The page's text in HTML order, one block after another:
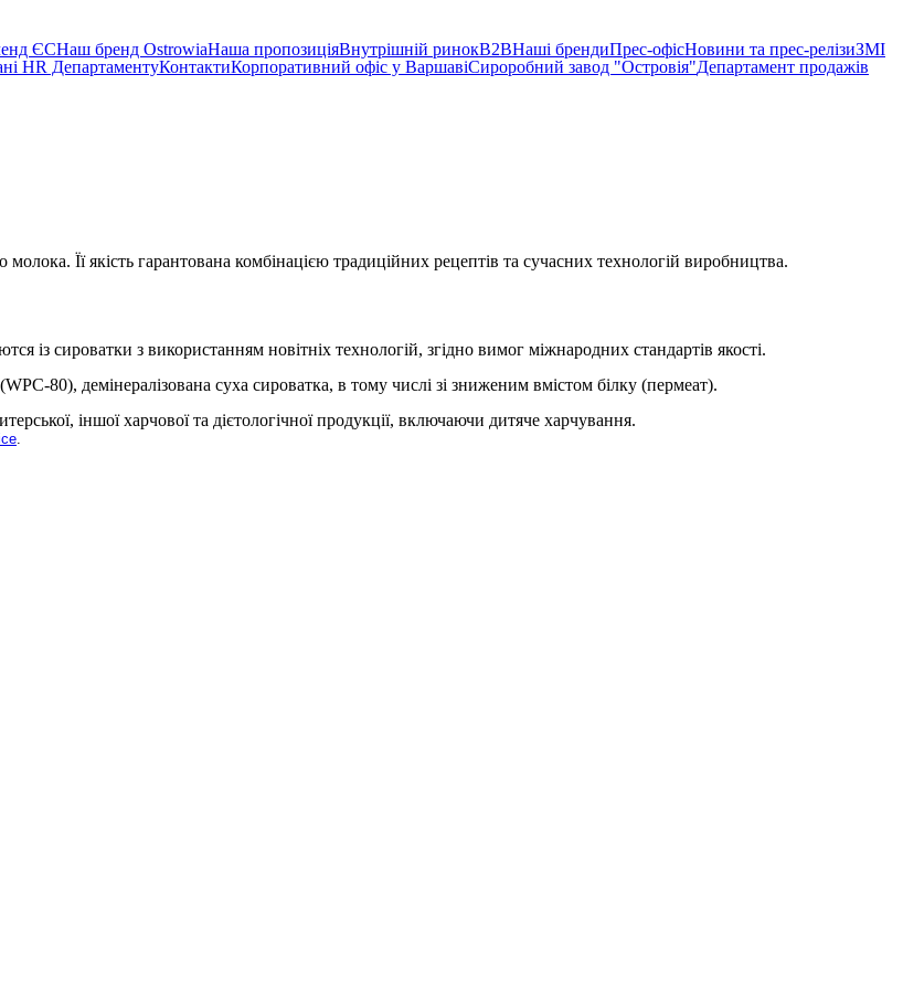
ЄСНаш бренд OstrowiaНаша пропозиціяВнутрішній ринокB2BНаші брендиПрес-офісНовини та прес-релізиЗМІ
HR ДепартаментуКонтактиКорпоративний офіс у ВаршавіСироробний завод "Островія"Департамент продажів
Її якість гарантована комбінацією традиційних рецептів та сучасних технологій виробництва.
із сироватки з використанням новітніх технологій, згідно вимог міжнародних стандартів якості.
80), демінералізована суха сироватка, в тому числі зі зниженим вмістом білку (пермеат).
іншої харчової та дієтологічної продукції, включаючи дитяче харчування.
.